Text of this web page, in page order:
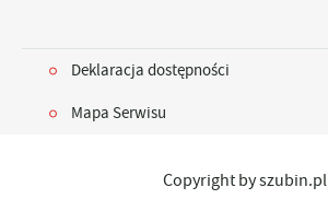
Deklaracja dostępności
Mapa Serwisu
Copyright by szubin.pl